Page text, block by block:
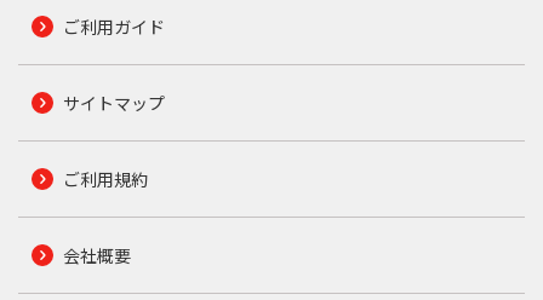
ご利用ガイド
サイトマップ
ご利用規約
会社概要